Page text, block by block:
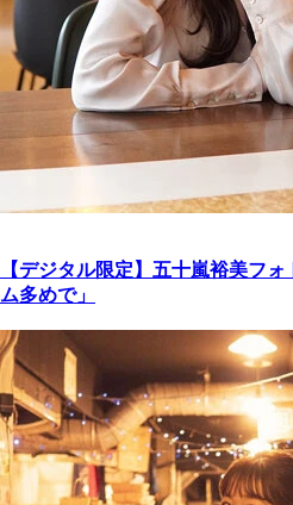
【デジタル限定】五十嵐裕美フ
ム多めで」